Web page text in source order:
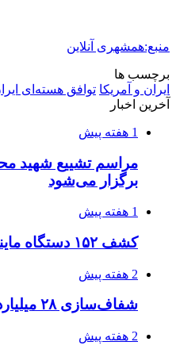
برای مراسم اربعین
2 هفته پیش
صفحه اول
کرمانشاه را لرزاند
3 هفته پیش
انفجارهای شدید